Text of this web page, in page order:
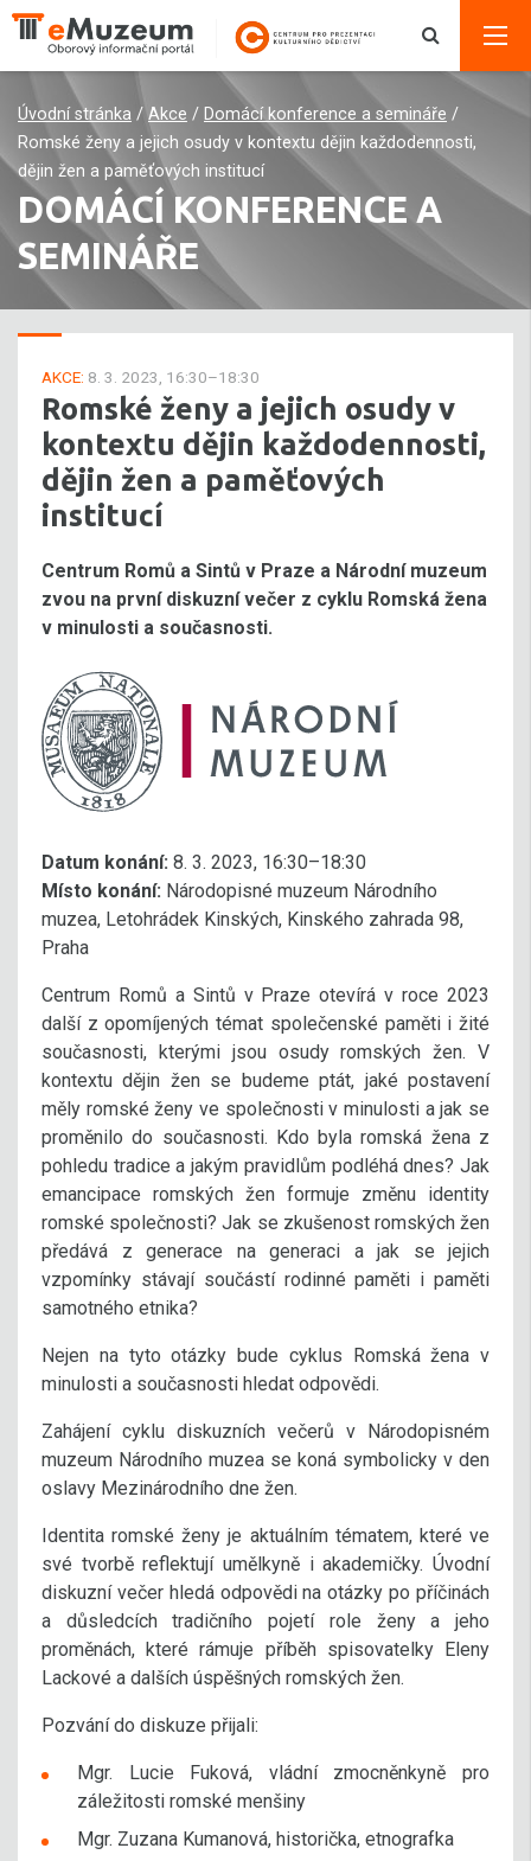
Úvodní stránka / Akce / Domácí konference a semináře /
Romské ženy a jejich osudy v kontextu dějin každodennosti,
dějin žen a paměťových institucí
DOMÁCÍ KONFERENCE A
SEMINÁŘE
AKCE: 8. 3. 2023, 16:30–18:30
Romské ženy a jejich osudy v
kontextu dějin každodennosti,
dějin žen a paměťových
institucí
Centrum Romů a Sintů v Praze a Národní muzeum
zvou na první diskuzní večer z cyklu Romská žena
v minulosti a současnosti.
Datum konání: 8. 3. 2023, 16:30–18:30
Místo konání: Národopisné muzeum Národního
muzea, Letohrádek Kinských, Kinského zahrada 98,
Praha
Centrum Romů a Sintů v Praze otevírá v roce 2023
další z opomíjených témat společenské paměti i žité
současnosti, kterými jsou osudy romských žen. V
kontextu dějin žen se budeme ptát, jaké postavení
měly romské ženy ve společnosti v minulosti a jak se
proměnilo do současnosti. Kdo byla romská žena z
pohledu tradice a jakým pravidlům podléhá dnes? Jak
emancipace romských žen formuje změnu identity
romské společnosti? Jak se zkušenost romských žen
předává z generace na generaci a jak se jejich
vzpomínky stávají součástí rodinné paměti i paměti
samotného etnika?
Nejen na tyto otázky bude cyklus Romská žena v
minulosti a současnosti hledat odpovědi.
Zahájení cyklu diskuzních večerů v Národopisném
muzeum Národního muzea se koná symbolicky v den
oslavy Mezinárodního dne žen.
Identita romské ženy je aktuálním tématem, které ve
své tvorbě reflektují umělkyně i akademičky. Úvodní
diskuzní večer hledá odpovědi na otázky po příčinách
a důsledcích tradičního pojetí role ženy a jeho
proměnách, které rámuje příběh spisovatelky Eleny
Lackové a dalších úspěšných romských žen.
Pozvání do diskuze přijali:
Mgr. Lucie Fuková, vládní zmocněnkyně pro
záležitosti romské menšiny
Mgr. Zuzana Kumanová, historička, etnografka